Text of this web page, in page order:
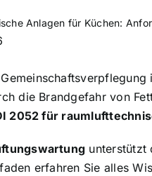
Anlagen für Küchen:
die Brandgefahr von
2052 für
unterstützt
erfahren Sie alles